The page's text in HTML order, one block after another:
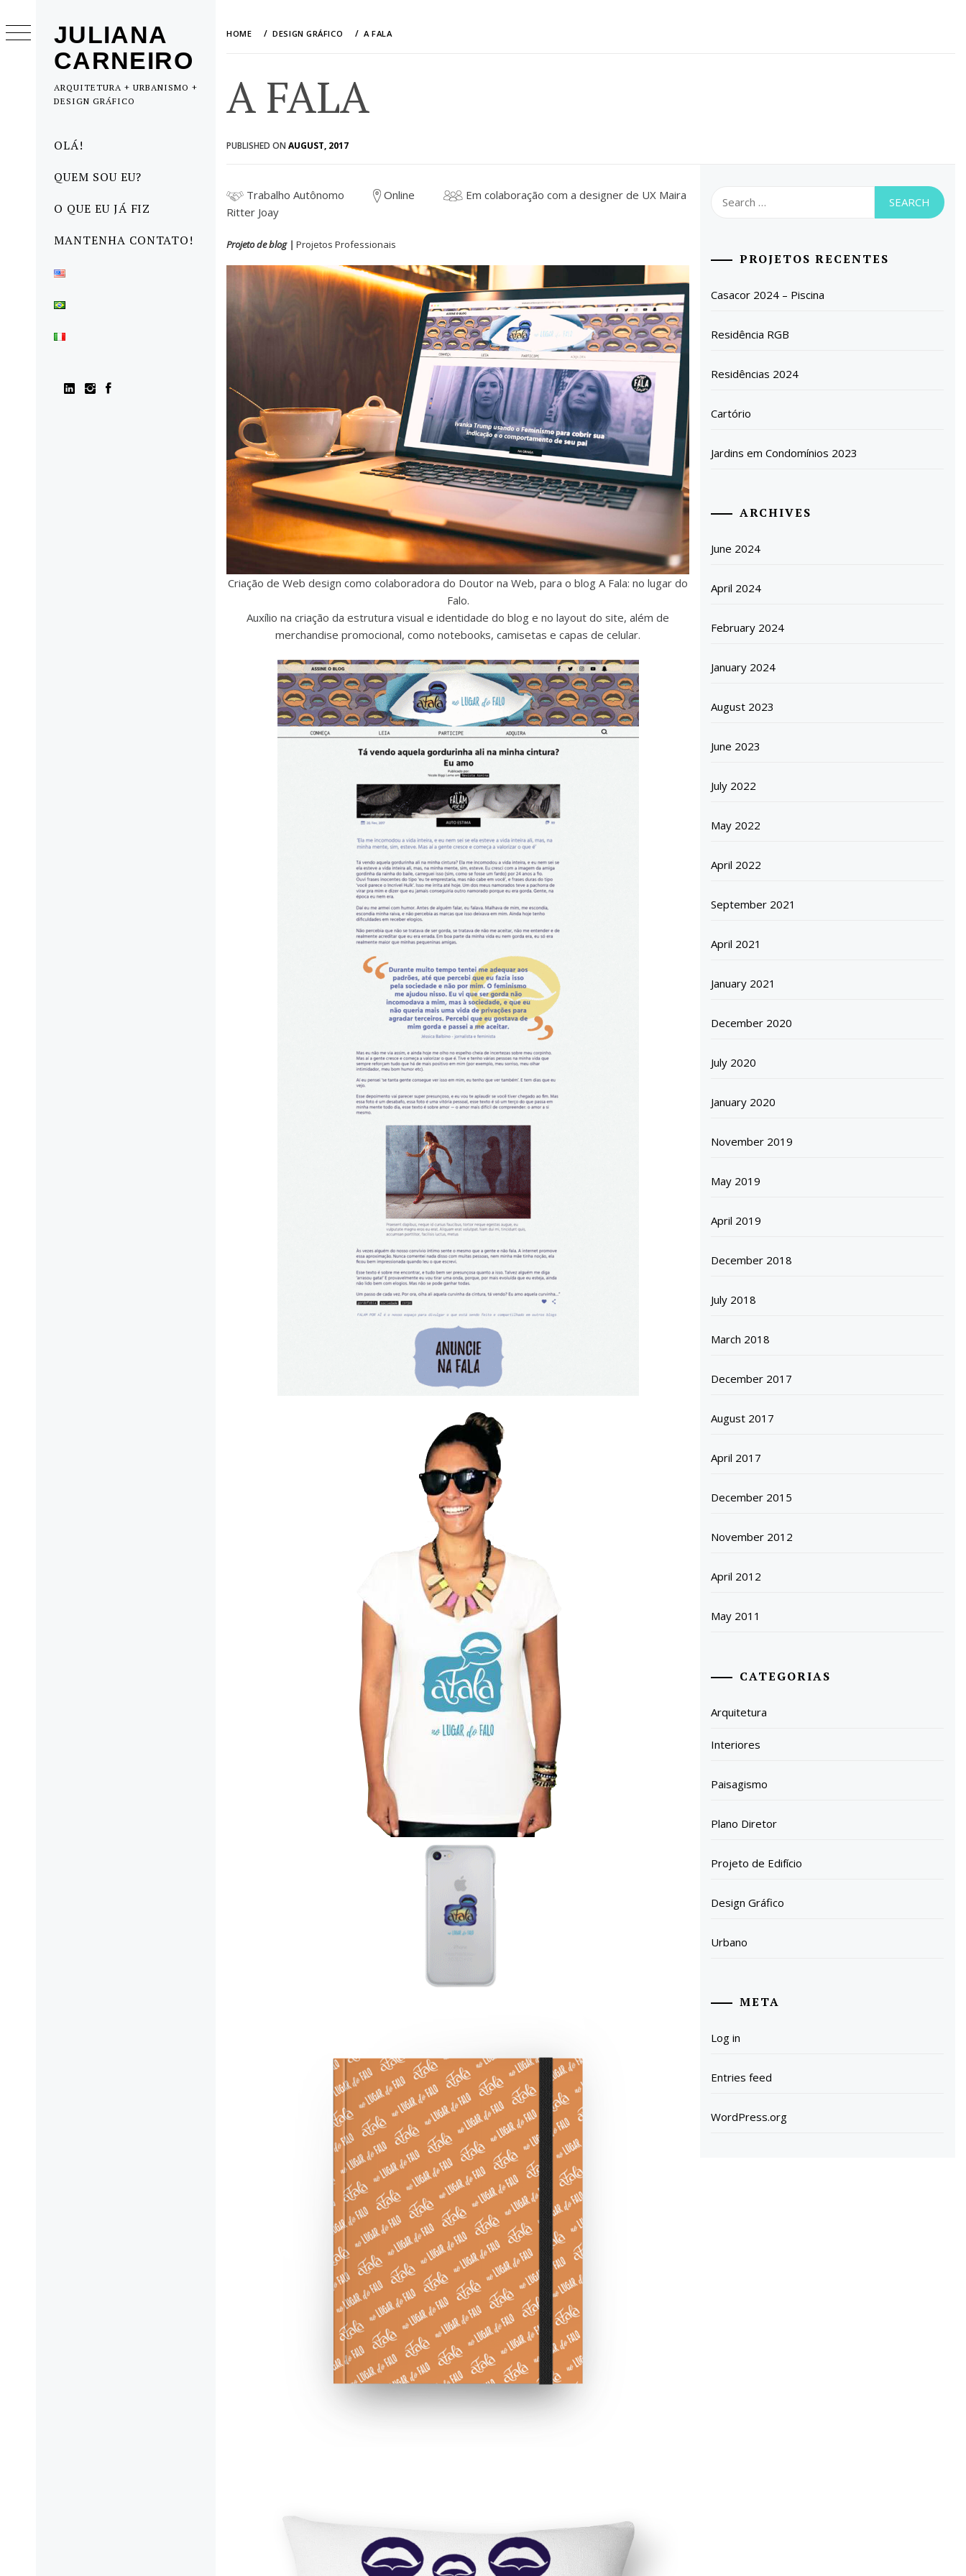
JULIANA
CARNEIRO
ARQUITETURA + URBANISMO +
DESIGN GRÁFICO
Menu
OLÁ!
QUEM SOU EU?
O QUE EU JÁ FIZ
MANTENHA CONTATO!
to
content
HOME DESIGN GRÁFICO A FALA
A FALA
PUBLISHED ON AUGUST, 2017
Trabalho Autônomo Online
Em colaboração com a designer de UX Maira
Ritter Joay
Projeto de blog | Projetos Professionais
Criação de Web design como colaboradora do Doutor na Web, para o blog A Fala: no lugar do
Falo.
Auxílio na criação da estrutura visual e identidade do blog e no layout do site, além de
merchandise promocional, como notebooks, camisetas e capas de celular.
PROJETOS RECENTES
Casacor 2024 – Piscina
Residência RGB
Residências 2024
Cartório
Jardins em Condomínios 2023
ARCHIVES
June 2024
April 2024
February 2024
January 2024
August 2023
June 2023
July 2022
May 2022
April 2022
September 2021
April 2021
January 2021
December 2020
July 2020
January 2020
November 2019
May 2019
April 2019
December 2018
July 2018
March 2018
December 2017
August 2017
April 2017
December 2015
November 2012
April 2012
May 2011
CATEGORIAS
Arquitetura
Interiores
Paisagismo
Plano Diretor
Projeto de Edifício
Design Gráfico
Urbano
META
Log in
Entries feed
WordPress.org